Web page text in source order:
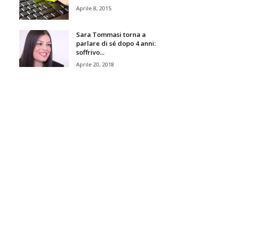
Aprile 8, 2015
Sara Tommasi torna a
parlare di sé dopo 4 anni:
soffrivo...
Aprile 20, 2018